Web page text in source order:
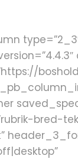
bred-